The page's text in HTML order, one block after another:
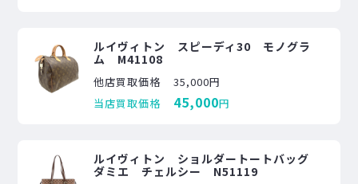
ルイヴィトン スピーディ30 モノグラ
ム M41108
他店買取価格
35,000円
当店買取価格
45,000円
ルイヴィトン ショルダートートバッグ
ダミエ チェルシー N51119